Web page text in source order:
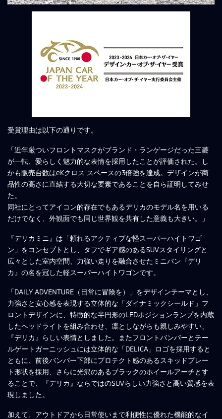
受賞理由は以下の通りです。
「近年厳ついフロントマスクがブランド・ランゲージだった三菱
が一転、愛らしく魅力的な表情を採用したことが評価された。し
かも販売台数はeKクロス スペースの3倍強を達成。デザインが商
品性の高さに直結する大切な要素であることを自ら証明してみせ
た。
同社にとってアイコン的存在でもあるデリカのモデル名を用いる
だけでなく、外観面でも同じ世界観を共有した意義も大きい。」
『デリカミニ』は「頼れるアクティブな軽スーパーハイトワゴ
ン」をコンセプトとし、タフでギア感のあるSUVスタイリングと
広々とした室内空間、力強い走りを融合させたミニバン『デリ
カ』の名を冠した軽スーパーハイトワゴンです。
「DAILY ADVENTURE（日常に冒険を）」をデザインテーマとし、
力強さと安心感を表現する立体的な「ダイナミックシールド」フ
ロントデザインに、特徴的な半円形のLEDポジションランプを内蔵
したヘッドライトを組み合わせ、凛としながらも親しみやすい、
『デリカ』らしい表情としました。またフロントバンパーとテー
ルゲートガーニッシュには立体的な「DELICA」ロゴを採用すると
ともに、前後バンパー下部にプロテクト感のあるスキッドプレー
ト形状を採用、さらに光沢のあるブラックのホイールアーチとす
ることで、『デリカ』ならではのSUVらしい力強さと高い質感を表
現しました。
加えて、アウトドアから日常使いまで利便性に優れた機能的なイ